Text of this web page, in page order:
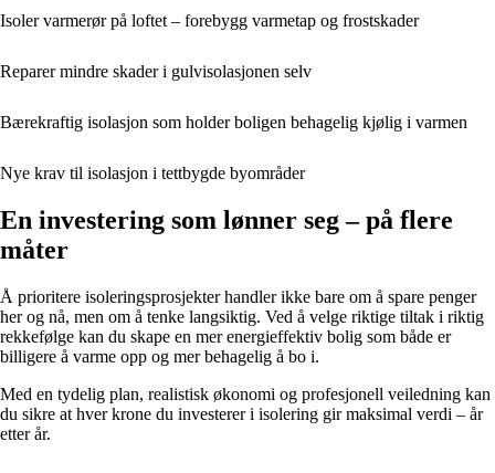
Isoler varmerør på loftet – forebygg varmetap og frostskader
Reparer mindre skader i gulvisolasjonen selv
Bærekraftig isolasjon som holder boligen behagelig kjølig i varmen
Nye krav til isolasjon i tettbygde byområder
En investering som lønner seg – på flere
måter
Å prioritere isoleringsprosjekter handler ikke bare om å spare penger
her og nå, men om å tenke langsiktig. Ved å velge riktige tiltak i riktig
rekkefølge kan du skape en mer energieffektiv bolig som både er
billigere å varme opp og mer behagelig å bo i.
Med en tydelig plan, realistisk økonomi og profesjonell veiledning kan
du sikre at hver krone du investerer i isolering gir maksimal verdi – år
etter år.